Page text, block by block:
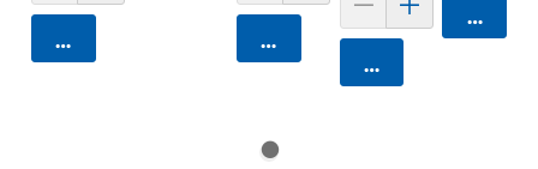
카트에 담기 카트에 담기
카트에 담기
카트에